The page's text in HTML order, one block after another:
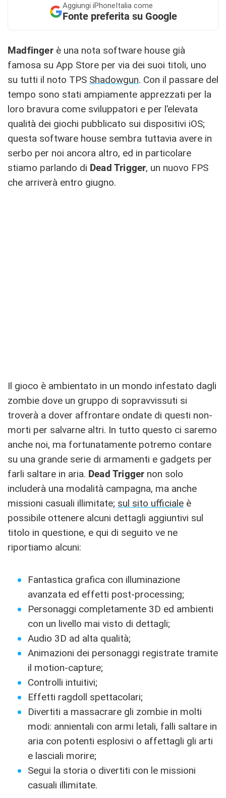
Aggiungi iPhoneItalia come
Fonte preferita su Google
Madfingerè una nota software house già
famosa su App Store per via dei suoi titoli, uno
su tutti il noto TPS Shadowgun. Con il passare del
tempo sono stati ampiamente apprezzati per la
loro bravura come sviluppatori e per l’elevata
qualità dei giochi pubblicato sui dispositivi iOS;
questa software house sembra tuttavia avere in
serbo per noi ancora altro, ed in particolare
stiamo parlando di Dead Trigger, un nuovo FPS
che arriverà entro giugno.
Il gioco è ambientato in un mondo infestato dagli
zombie dove un gruppo di sopravvissuti si
troverà a dover affrontare ondate di questi non-
morti per salvarne altri. In tutto questo ci saremo
anche noi, ma fortunatamente potremo contare
su una grande serie di armamenti e gadgets per
farli saltare in aria. Dead Trigger non solo
includerà una modalità campagna, ma anche
missioni casuali illimitate; sul sito ufficiale è
possibile ottenere alcuni dettagli aggiuntivi sul
titolo in questione, e qui di seguito ve ne
riportiamo alcuni:
Fantastica grafica con illuminazione
avanzata ed effetti post-processing;
Personaggi completamente 3D ed ambienti
con un livello mai visto di dettagli;
Audio 3D ad alta qualità;
Animazioni dei personaggi registrate tramite
il motion-capture;
Controlli intuitivi;
Effetti ragdoll spettacolari;
Divertiti a massacrare gli zombie in molti
modi: annientali con armi letali, falli saltare in
aria con potenti esplosivi o affettagli gli arti
e lasciali morire;
Segui la storia o divertiti con le missioni
casuali illimitate.